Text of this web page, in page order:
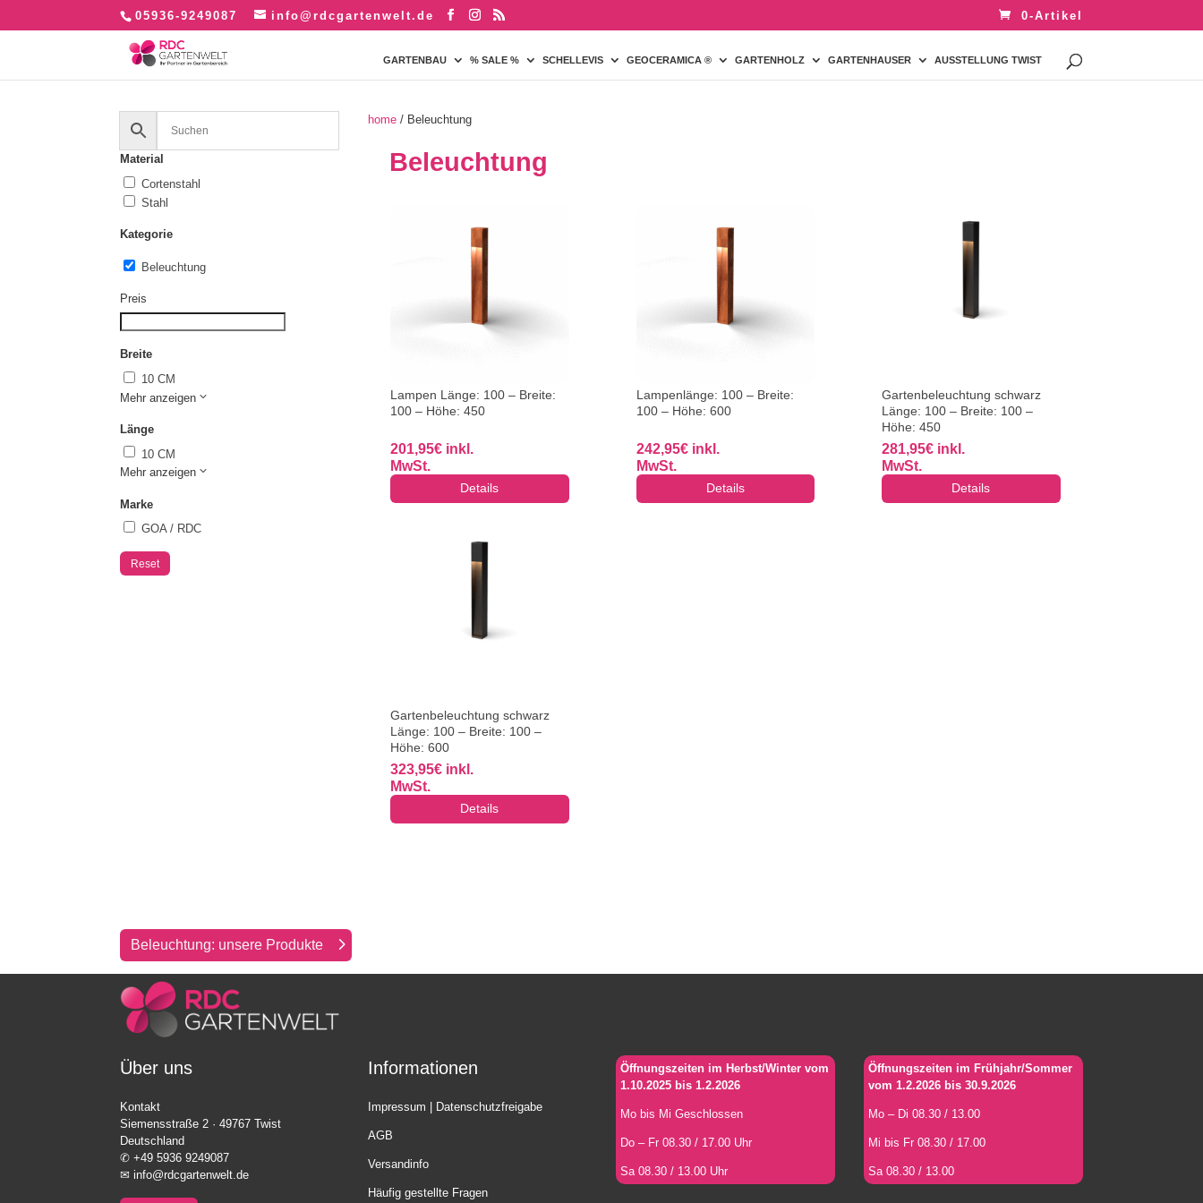
05936-9249087 info@rdcgartenwelt.de 0-Artikel
GARTENBAU % SALE % SCHELLEVIS GEOCERAMICA ® GARTENHOLZ GARTENHAUSER AUSSTELLUNG TWIST
Material
Cortenstahl
Stahl
Kategorie
Beleuchtung
Preis
Breite
10 CM
Mehr anzeigen
Länge
10 CM
Mehr anzeigen
Marke
GOA / RDC
Reset
home / Beleuchtung
Beleuchtung
Lampen Länge: 100 – Breite:
100 – Höhe: 450
201,95€ inkl.
MwSt.
Details
Lampenlänge: 100 – Breite:
100 – Höhe: 600
242,95€ inkl.
MwSt.
Details
Gartenbeleuchtung schwarz
Länge: 100 – Breite: 100 –
Höhe: 450
281,95€ inkl.
MwSt.
Details
Gartenbeleuchtung schwarz
Länge: 100 – Breite: 100 –
Höhe: 600
323,95€ inkl.
MwSt.
Details
Beleuchtung: unsere Produkte
Über uns
Kontakt
Siemensstraße 2 · 49767 Twist
Deutschland
✆+49 5936 9249087
✉info@rdcgartenwelt.de
Informationen
Impressum Datenschutzfreigabe
AGB
Versandinfo
Häufig gestellte Fragen
Öffnungszeiten im Herbst/Winter vom
1.10.2025 bis 1.2.2026
Mo bis Mi Geschlossen
Do – Fr 08.30 / 17.00 Uhr
Sa 08.30 / 13.00 Uhr
Öffnungszeiten im Frühjahr/Sommer
vom 1.2.2026 bis 30.9.2026
Mo – Di 08.30 / 13.00
Mi bis Fr 08.30 / 17.00
Sa 08.30 / 13.00